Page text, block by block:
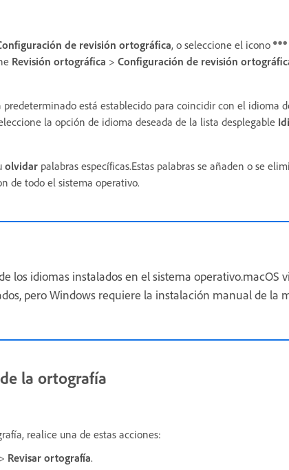
de revisión ortográfica, o seleccione el icono
Revisión ortográfica > Configuración de revisión
está establecido para coincidir con el idioma
la opción de idioma deseada de la lista desplegable
olvidar palabras específicas.Estas palabras se añaden o se
de todo el sistema operativo.
los idiomas instalados en el sistema operativo.macOS
pero Windows requiere la instalación manual de la
la ortografía
realice una de estas acciones:
> Revisar ortografía.